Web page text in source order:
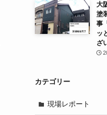
大
塗
事
ッ
ざ
カテゴリー
現場レポート